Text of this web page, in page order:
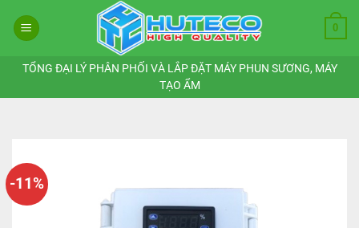
qua
dung
0
TỔNG ĐẠI LÝ PHÂN PHỐI VÀ LẮP ĐẶT MÁY PHUN SƯƠNG, MÁY
TẠO ẨM
-11%